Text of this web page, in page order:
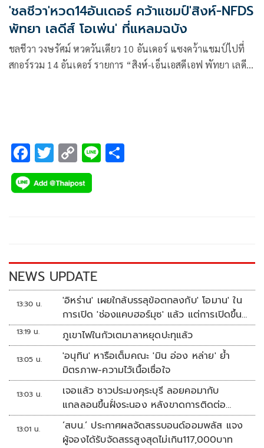
'ชลชีวา'หวด14อันเดอร์ คว้าแชมป์'สิงห์-NFDS
พัทยา เลดีส์ โอเพ่น' ที่แหลมฉบัง
ชลชีวา วงษรัศม์ หวดวันเดียว 10 อันเดอร์ แซงคว้าแชมป์ไปที่
สกอร์รวม 14 อันเดอร์ รายการ “สิงห์-เอ็นเอสดีเอฟ พัทยา เลดีส์
F
ac
e
k
T
wi
tt
C
o
p
k
Li
NEWS UPDATE
13:30 น.
'อิหร่าน' เผยใกล้บรรลุข้อตกลงกับ' โอมาน' ใน
การเปิด 'ช่องแคบฮอร์มุซ' แล้ว แต่การเปิดขึ้น
อยู่กับสหรัฐฯ
13:19 น. ภูเขาไฟในกัวเตมาลาหยุดปะทุแล้ว
13:05 น.
'อนุทิน' หารือเต็มคณะ 'มิน อ่อง หล่าย' ย้ำ
มิตรภาพ-ความไว้เนื้อเชื่อใจ
13:03 น.
เจอแล้ว ชาวประมงคุระบุรี ลอยคอมากับ
แกลลอนขึ้นฝั่งระนอง หลังขาดการติดต่อ
หลายวัน
13:01 น.
‘สบน.’ ประกาศผลจัดสรรบอนด์ออมพลัส แจง
ผู้จองได้รับจัดสรรสูงสุดไม่เกิน117,000บาท